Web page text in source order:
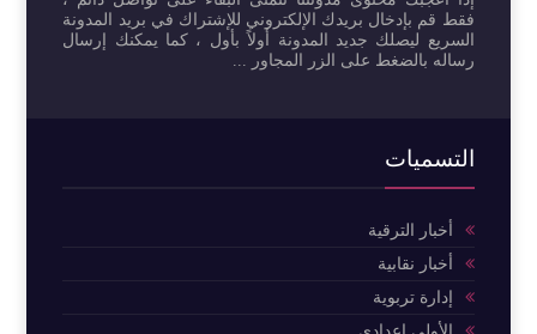
فقط قم بإدخال بريدك الإلكتروني للإشتراك في بريد المدونة
السريع ليصلك جديد المدونة أولاً بأول ، كما يمكنك إرسال
رساله بالضغط على الزر المجاور ...
التسميات
أخبار الترقية
أخبار نقابية
إدارة تربوية